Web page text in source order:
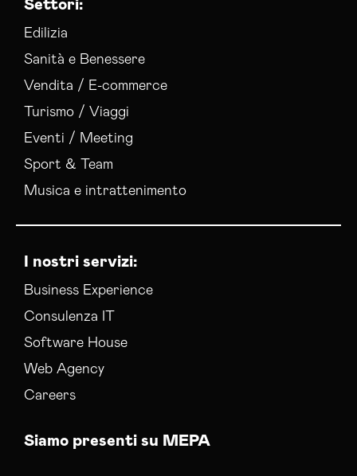
Settori:
Edilizia
Sanità e Benessere
Vendita / E-commerce
Turismo / Viaggi
Eventi / Meeting
Sport & Team
Musica e intrattenimento
I nostri servizi:
Business Experience
Consulenza IT
Software House
Web Agency
Careers
Siamo presenti su MEPA